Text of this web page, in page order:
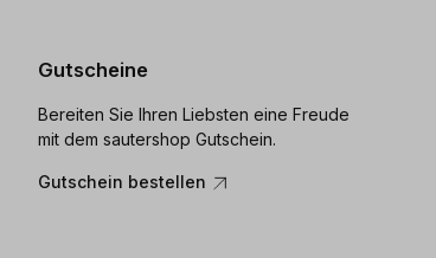
Gutscheine
Bereiten Sie Ihren Liebsten eine Freude
mit dem sautershop Gutschein.
Gutschein bestellen